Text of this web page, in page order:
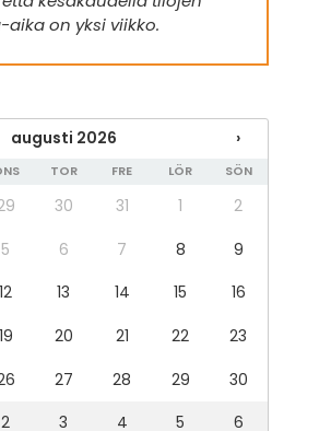
on yksi viikko.
augusti 2026 ›
TOR FRE LÖR SÖN
30 31 1
2
5 6 7 8
9
12 13 14 15
16
19 20 21 22
23
27 28 29
30
2 3 4 5 6